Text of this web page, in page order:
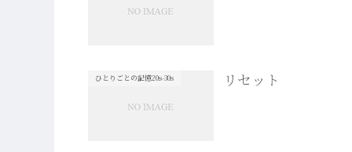
ひとりごとの記憶20s-30s リセット